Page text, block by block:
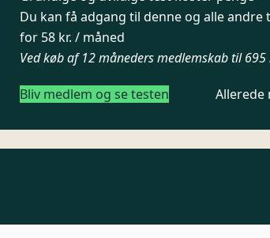
Du kan få adgang til denne og alle
for 58 kr. / måned
Ved køb af 12 måneders medlemskab til 695
Bliv medlem og se testen Allerede